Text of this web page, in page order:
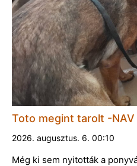
Toto megint tarolt -
2026. augusztus. 6. 00:10
Még ki sem nyitották a